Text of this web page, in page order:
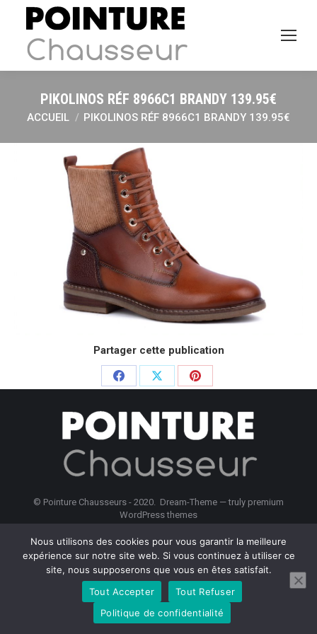
PIKOLINOS RÉF 8966C1 BRANDY 139.95€
Vous êtes ici :
ACCUEIL PIKOLINOS RÉF 8966C1 BRANDY 139.95€
Partager cette publication
Partager
Facebook
PartagerPartager
Pinterest
© Pointure Chausseurs - 2020. Dream-Theme — truly premium
WordPress themes
Nous utilisons des cookies pour vous garantir la meilleure
expérience sur notre site web. Si vous continuez à utiliser ce
site, nous supposerons que vous en êtes satisfait.
Tout Accepter
Tout Refuser
Politique de confidentialité